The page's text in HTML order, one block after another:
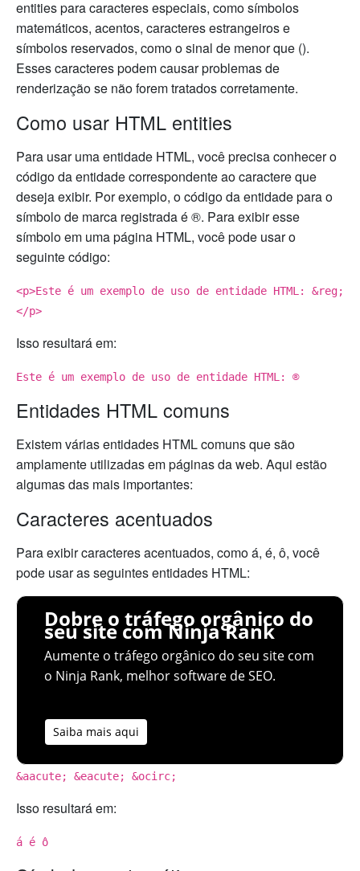
entities para caracteres especiais, como símbolos
matemáticos, acentos, caracteres estrangeiros e
símbolos reservados, como o sinal de menor que ().
Esses caracteres podem causar problemas de
renderização se não forem tratados corretamente.
Como usar HTML entities
Para usar uma entidade HTML, você precisa conhecer o
código da entidade correspondente ao caractere que
deseja exibir. Por exemplo, o código da entidade para o
símbolo de marca registrada é ®. Para exibir esse
símbolo em uma página HTML, você pode usar o
seguinte código:
<p>Este é um exemplo de uso de entidade HTML: &reg;
</p>
Isso resultará em:
Este é um exemplo de uso de entidade HTML: ®
Entidades HTML comuns
Existem várias entidades HTML comuns que são
amplamente utilizadas em páginas da web. Aqui estão
algumas das mais importantes:
Caracteres acentuados
Para exibir caracteres acentuados, como á, é, ô, você
pode usar as seguintes entidades HTML:
Dobre o tráfego orgânico do
seu site com Ninja Rank
Aumente o tráfego orgânico do seu site com
o Ninja Rank, melhor software de SEO.
Saiba mais aqui
&aacute; &eacute; &ocirc;
Isso resultará em:
á é ô